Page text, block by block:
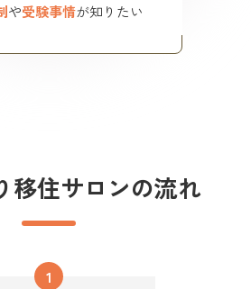
や受験事情が知りたい
移住サロンの流れ
1